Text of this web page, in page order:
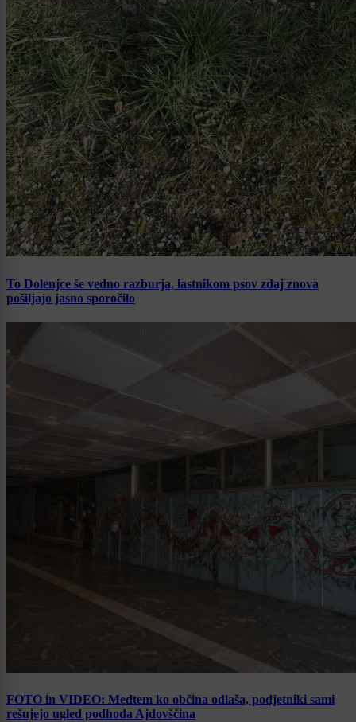
To Dolenjce še vedno razburja, lastnikom psov zdaj znova
pošiljajo jasno sporočilo
FOTO in VIDEO: Medtem ko občina odlaša, podjetniki sami
rešujejo ugled podhoda Ajdovščina